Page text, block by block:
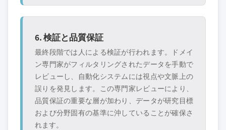
6. 検証と品質保証
最終段階では人による検証が行われます。ドメイ
ン専門家がフィルタリングされたデータを手動で
レビューし、自動化システムには視点や文脈上の
誤りを発見します。この専門家レビューにより、
品質保証の重要な層が加わり、データが研究目標
および分野固有の基準に沖していることが確保さ
れます。